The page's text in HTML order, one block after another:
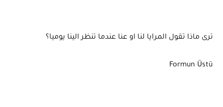
ترى ماذا تقول المرايا لنا او عنا عندما تنظر الينا يوميا؟
Formun Üstü